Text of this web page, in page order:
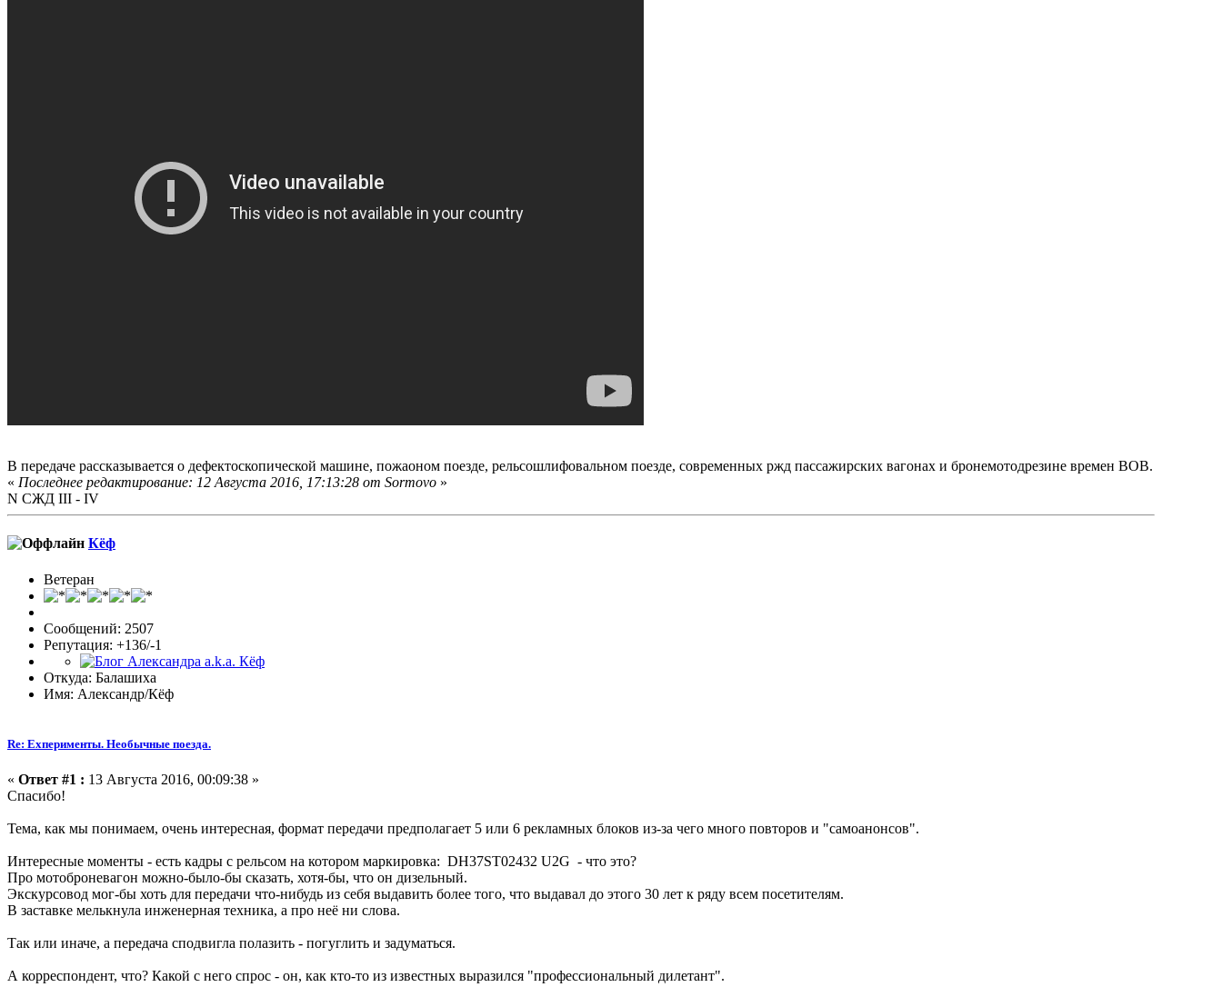
В передаче рассказывается о дефектоскопической машине, пожаоном поезде, рельсошлифовальном поезде, современных ржд пассажирских вагонах и бронемотодрезине времен ВОВ.
« Последнее редактирование: 12 Августа 2016, 17:13:28 от Sormovo »
N СЖД III - IV
Кёф
Ветеран
Сообщений: 2507
Репутация: +136/-1
Откуда: Балашиха
Имя: Александр/Кёф
Re: Exперименты. Необычные поезда.
« Ответ #1 : 13 Августа 2016, 00:09:38 »
Спасибо!
Тема, как мы понимаем, очень интересная, формат передачи предполагает 5 или 6 рекламных блоков из-за чего много повторов и "самоанонсов".
Интересные моменты - есть кадры с рельсом на котором маркировка: DH37ST02432 U2G - что это?
Про мотоброневагон можно-было-бы сказать, хотя-бы, что он дизельный.
Экскурсовод мог-бы хоть для передачи что-нибудь из себя выдавить более того, что выдавал до этого 30 лет к ряду всем посетителям.
В заставке мелькнула инженерная техника, а про неё ни слова.
Так или иначе, а передача сподвигла полазить - погуглить и задуматься.
А корреспондент, что? Какой с него спрос - он, как кто-то из известных выразился "профессиональный дилетант".